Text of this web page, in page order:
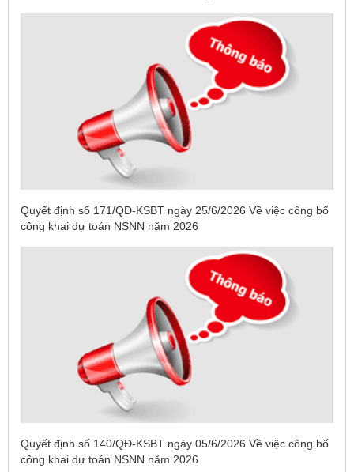
Quyết định số 171/QĐ-KSBT ngày 25/6/2026 Về việc công bố
công khai dự toán NSNN năm 2026
Quyết định số 140/QĐ-KSBT ngày 05/6/2026 Về việc công bố
công khai dự toán NSNN năm 2026
CÁCH LY XÃ HỘI VÀ GIÃN CÁCH XÃ HỘI TÍNH ĐẾN 17H
NGÀY 25/7/2021)